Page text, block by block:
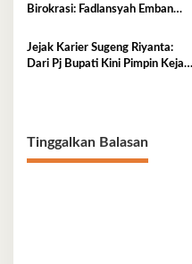
Birokrasi: Fadlansyah Emban
Jejak Karier Sugeng Riyanta:
Dari Pj Bupati Kini Pimpin Kejati
Tinggalkan Balasan